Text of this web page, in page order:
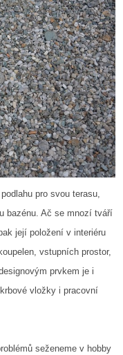
pro svou terasu,
bazénu. Ač se mnozí tváří
její položení v interiéru
vstupních prostor,
prvkem je i
vložky i pracovní
seženeme v hobby